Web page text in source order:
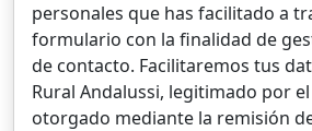
personales que has facilitado a
formulario con la finalidad de
de contacto. Facilitaremos tus
Rural Andalussi, legitimado por
otorgado mediante la remisión